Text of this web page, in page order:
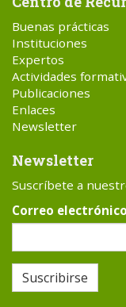
Buenas prácticas
Instituciones
Expertos
Actividades
Publicaciones
Enlaces
Newsletter
Newsletter
Suscríbete a
Correo electrónico
Suscribirse